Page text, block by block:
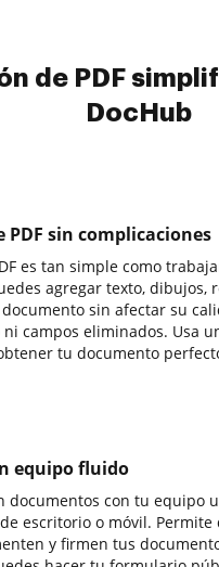
de PDF
DocHub
PDF sin complicaciones
es tan simple como
agregar texto, dibujos,
sin afectar su
campos eliminados. Usa
tu documento
equipo fluido
documentos con tu equipo
escritorio o móvil. Permite
y firmen tus